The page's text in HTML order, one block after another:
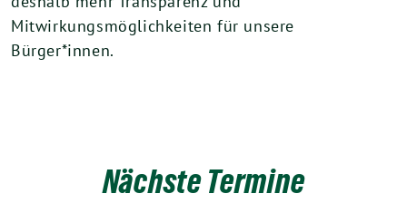
Mitwirkungsmöglichkeiten für unsere
Bürger*innen.
Nächste Termine